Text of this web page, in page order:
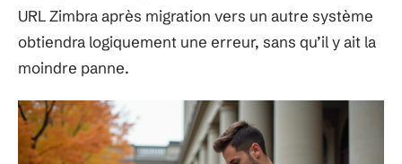
URL Zimbra après migration vers un autre système
obtiendra logiquement une erreur, sans qu’il y ait la
moindre panne.